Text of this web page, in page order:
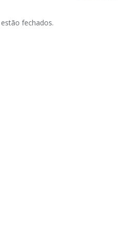
fechados.